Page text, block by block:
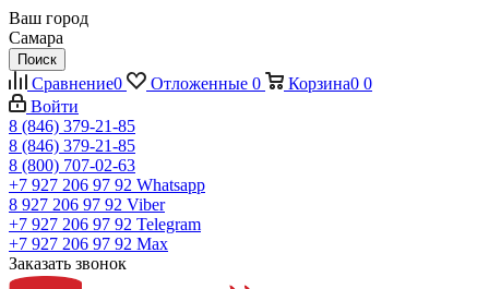
Ваш город
Самара
Поиск
Сравнение0 Отложенные 0 Корзина0 0
Войти
8 (846) 379-21-85
8 (846) 379-21-85
8 (800) 707-02-63
+7 927 206 97 92 Whatsapp
8 927 206 97 92 Viber
+7 927 206 97 92 Telegram
+7 927 206 97 92 Max
Заказать звонок